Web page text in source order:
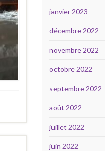
janvier 2023
décembre 2022
novembre 2022
octobre 2022
septembre 2022
août 2022
juillet 2022
juin 2022